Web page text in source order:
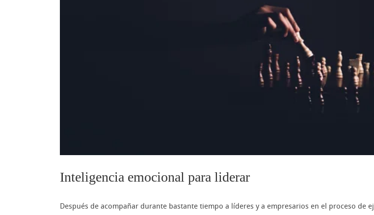
Inteligencia emocional para liderar
Después de acompañar durante bastante tiempo a líderes y a empresarios en el proceso